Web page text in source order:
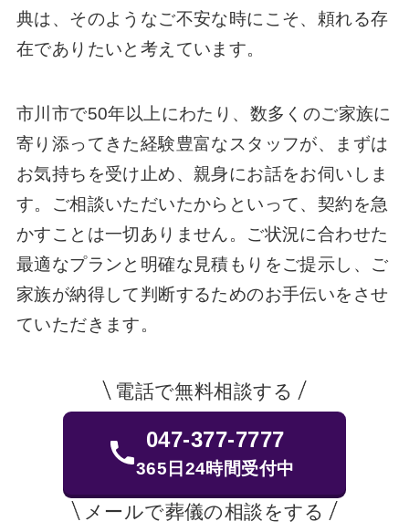
典は、そのようなご不安な時にこそ、頼れる存
在でありたいと考えています。
市川市で50年以上にわたり、数多くのご家族に
寄り添ってきた経験豊富なスタッフが、まずは
お気持ちを受け止め、親身にお話をお伺いしま
す。ご相談いただいたからといって、契約を急
かすことは一切ありません。ご状況に合わせた
最適なプランと明確な見積もりをご提示し、ご
家族が納得して判断するためのお手伝いをさせ
ていただきます。
電話で無料相談する
047-377-7777
365日24時間受付中
メールで葬儀の相談をする